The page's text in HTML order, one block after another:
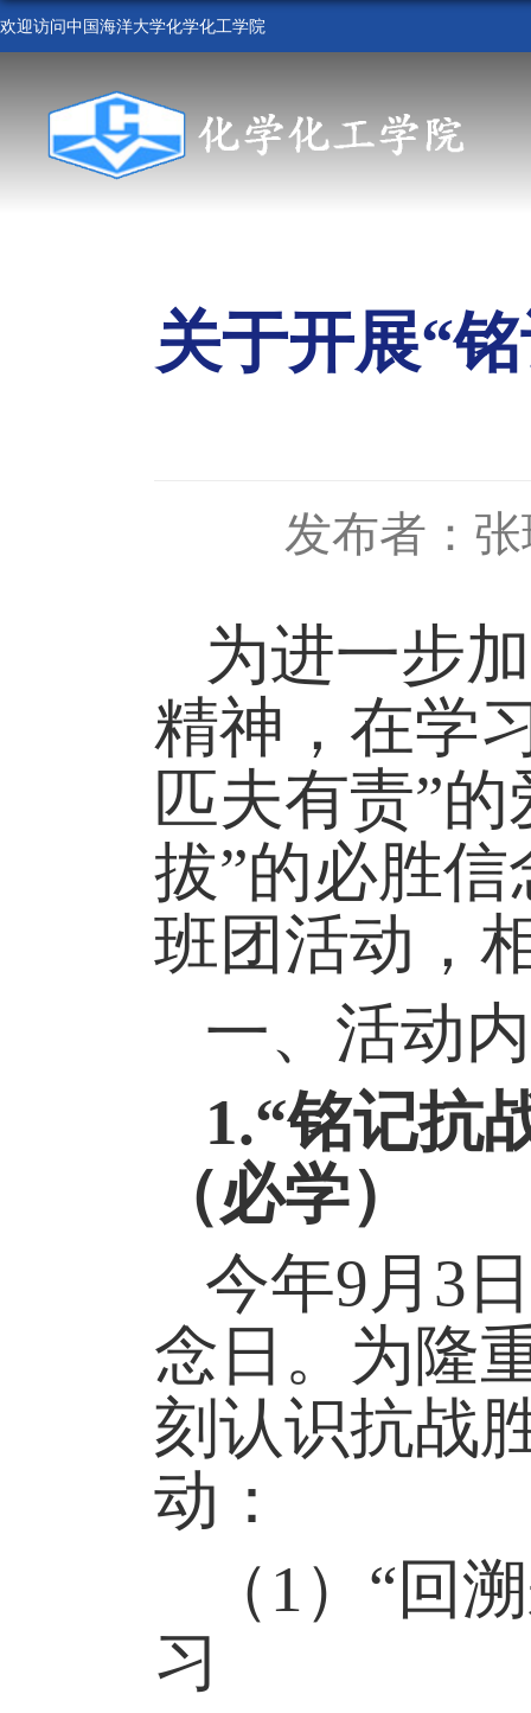
欢迎访问中国海洋大学化学化工学院
关于开展“
发布者：
为进一步
精神，在学
匹夫有责”
拔”的必胜信
班团活动，
一、活动
1.“铭记抗
（必学）
今年9月 3
念日。为隆
刻认识抗战
动：
（1） “回溯
习